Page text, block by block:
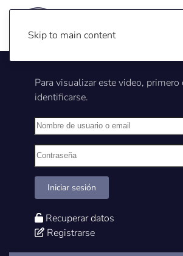
Skip to main content
Para visualizar este video, primero
identificarse.
Nombre de usuario o email
Contraseña
Iniciar sesión
Recuperar datos
Registrarse